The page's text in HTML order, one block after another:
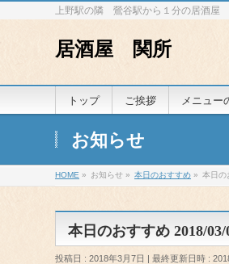
上野駅の隣 鶯谷駅から１分の居酒屋
居酒屋 関所
トップ ご挨拶 メニュー
お知らせ
HOME » お知らせ » 本日のおすすめ » 本日の
本日のおすすめ 2018/03/
投稿日 : 2018年3月7日 最終更新日時 :